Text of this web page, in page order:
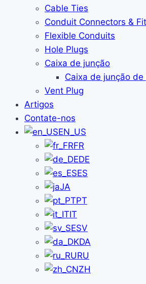
Cable Ties
Conduit Connectors &
Flexible Conduits
Hole Plugs
Caixa de junção
Caixa de junção
Vent Plug
Artigos
Contate-nos
EN_US
FR
DE
ES
JA
PT
IT
SV
DA
RU
ZH